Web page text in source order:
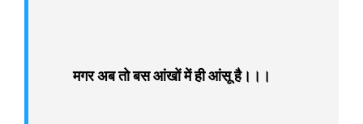
मगर अब तो बस आंखों में ही आंसू है।।।